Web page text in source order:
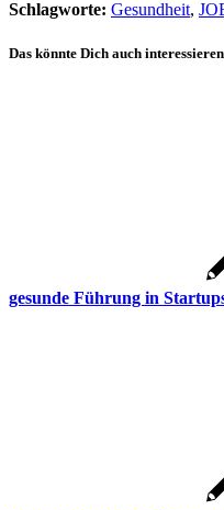
Schlagworte: Gesundheit,
Das könnte Dich auch interessieren
gesunde Führung in